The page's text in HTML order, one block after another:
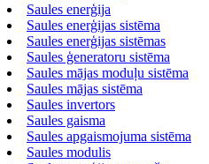
Saules enerģija
Saules enerģijas sistēma
Saules enerģijas sistēmas
Saules ģeneratoru sistēma
Saules mājas moduļu sistēma
Saules mājas sistēma
Saules invertors
Saules gaisma
Saules apgaismojuma sistēma
Saules modulis